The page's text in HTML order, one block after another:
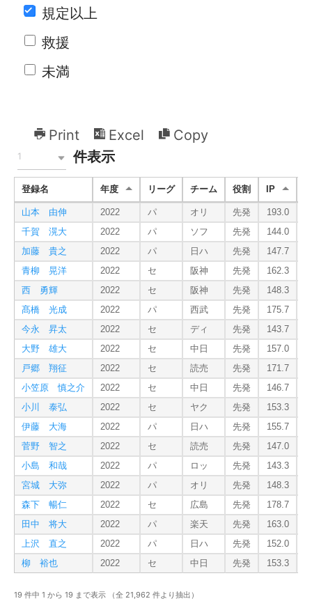
規定以上
救援
未満
Print Excel Copy
1 件表示
登録名 年度 リーグ チーム 役割 IP
山本 由伸 2022 パ オリ 先発
193.0
千賀 滉大
2022 パ ソフ 先発
144.0
加藤 貴之
2022 パ 日ハ 先発
147.7
青柳 晃洋
2022 セ 阪神 先発
162.3
西 勇輝
2022 セ 阪神 先発
148.3
髙橋 光成
2022 パ 西武 先発
175.7
今永 昇太
2022 セ ディ 先発
143.7
大野 雄大
2022 セ 中日 先発
157.0
戸郷 翔征
2022 セ 読売 先発
171.7
小笠原 慎之介
2022 セ 中日 先発
146.7
小川 泰弘
2022 セ ヤク 先発
153.3
伊藤 大海
2022 パ 日ハ 先発
155.7
菅野 智之
2022 セ 読売 先発
147.0
小島 和哉
2022 パ ロッ 先発
143.3
宮城 大弥
2022 パ オリ 先発
148.3
森下 暢仁
2022 セ 広島 先発
178.7
田中 将大
2022 パ 楽天 先発
163.0
上沢 直之
2022 パ 日ハ 先発
152.0
柳 裕也
2022 セ 中日 先発 153.3
19 件中 1 から 19 まで表示 （全 21,962 件より抽出）